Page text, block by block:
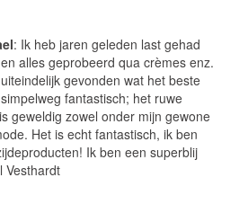
: Ik heb jaren geleden last gehad
alles geprobeerd qua crèmes enz.
gevonden wat het beste
fantastisch; het ruwe
geweldig zowel onder mijn gewone
Het is echt fantastisch, ik ben
Ik ben een superblij
Vesthardt